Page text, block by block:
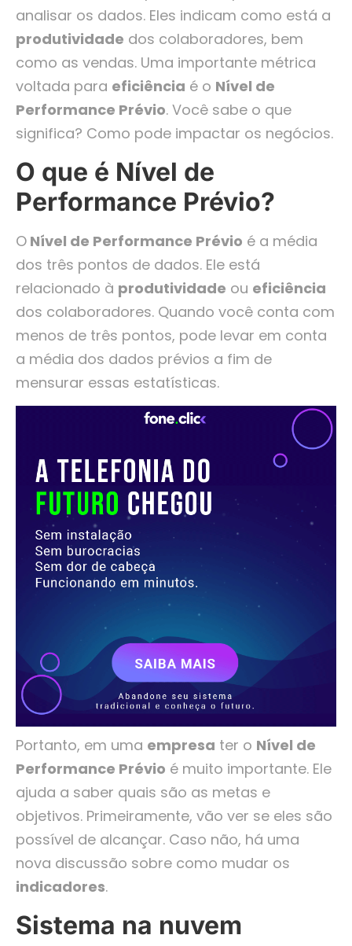
analisar os dados. Eles indicam como está a
produtividade dos colaboradores, bem
como as vendas. Uma importante métrica
voltada para eficiência é o Nível de
Performance Prévio. Você sabe o que
significa? Como pode impactar os negócios.
O que é Nível de
Performance Prévio?
O Nível de Performance Prévio é a média
dos três pontos de dados. Ele está
relacionado à produtividade ou eficiência
dos colaboradores. Quando você conta com
menos de três pontos, pode levar em conta
a média dos dados prévios a fim de
mensurar essas estatísticas.
Portanto, em uma empresa ter o Nível de
Performance Prévio é muito importante. Ele
ajuda a saber quais são as metas e
objetivos. Primeiramente, vão ver se eles são
possível de alcançar. Caso não, há uma
nova discussão sobre como mudar os
indicadores.
Sistema na nuvem